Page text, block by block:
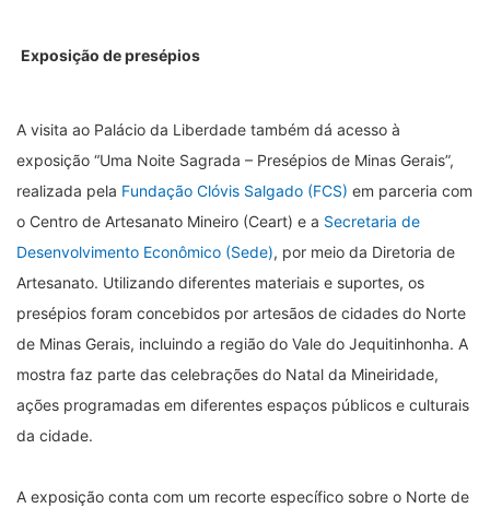
Exposição de presépios
A visita ao Palácio da Liberdade também dá acesso à
exposição “Uma Noite Sagrada – Presépios de Minas Gerais”,
realizada pela Fundação Clóvis Salgado (FCS) em parceria com
o Centro de Artesanato Mineiro (Ceart) e a Secretaria de
Desenvolvimento Econômico (Sede), por meio da Diretoria de
Artesanato. Utilizando diferentes materiais e suportes, os
presépios foram concebidos por artesãos de cidades do Norte
de Minas Gerais, incluindo a região do Vale do Jequitinhonha. A
mostra faz parte das celebrações do Natal da Mineiridade,
ações programadas em diferentes espaços públicos e culturais
da cidade.
A exposição conta com um recorte específico sobre o Norte de